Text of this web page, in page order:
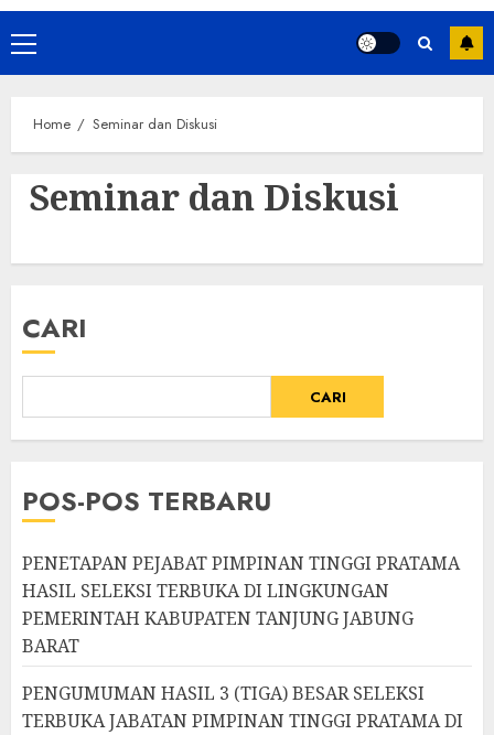
Primary
Menu
Home Seminar dan Diskusi
Seminar dan Diskusi
CARI
CARI
POS-POS TERBARU
PENETAPAN PEJABAT PIMPINAN TINGGI PRATAMA
HASIL SELEKSI TERBUKA DI LINGKUNGAN
PEMERINTAH KABUPATEN TANJUNG JABUNG
BARAT
PENGUMUMAN HASIL 3 (TIGA) BESAR SELEKSI
TERBUKA JABATAN PIMPINAN TINGGI PRATAMA DI